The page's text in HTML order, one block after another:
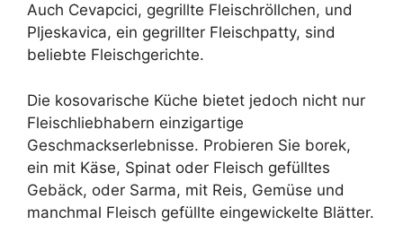
Auch Cevapcici, gegrillte Fleischröllchen, und
Pljeskavica, ein gegrillter Fleischpatty, sind
beliebte Fleischgerichte.
Die kosovarische Küche bietet jedoch nicht nur
Fleischliebhabern einzigartige
Geschmackserlebnisse. Probieren Sie borek,
ein mit Käse, Spinat oder Fleisch gefülltes
Gebäck, oder Sarma, mit Reis, Gemüse und
manchmal Fleisch gefüllte eingewickelte Blätter.